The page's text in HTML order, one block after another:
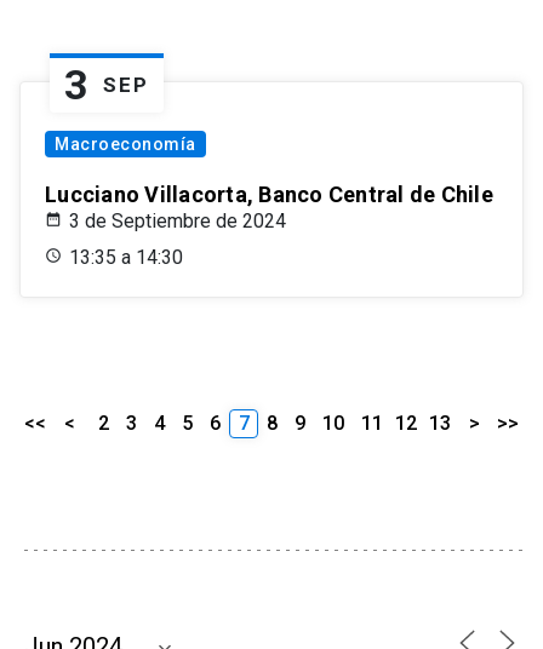
3 SEP
Macroeconomía
Lucciano Villacorta, Banco Central de Chile
3 de Septiembre de 2024
13:35 a 14:30
<< < 2 3 4 5 6 7 8 9 10 11 12 13 > >>